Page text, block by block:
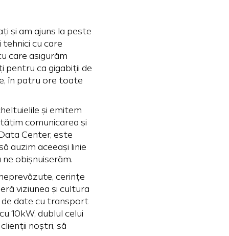
și am ajuns la peste
tehnici cu care
care asigurăm
pentru ca gigabiții de
în patru ore toate
și emitem
comunicarea și
Center, este
auzim aceeași linie
obișnuiserăm.
cerințe
viziunea și cultura
de date cu transport
10kW, dublul celui
noștri, să